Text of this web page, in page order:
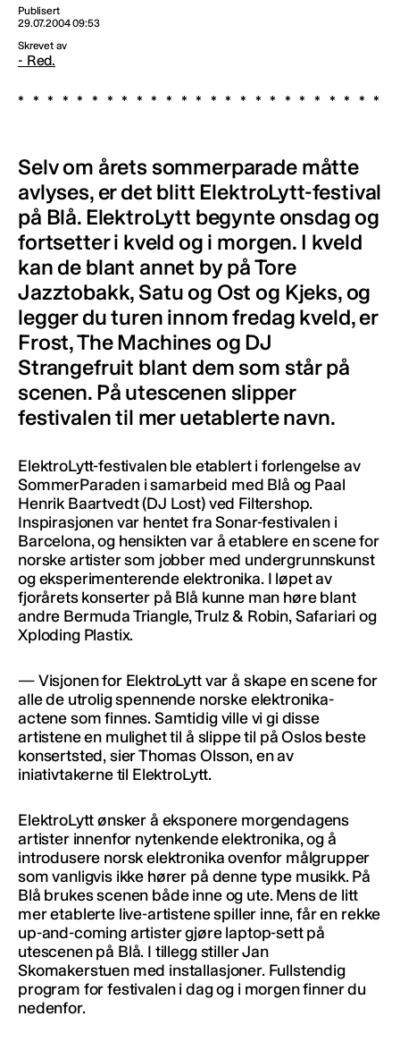
Publisert
29.07.2004 09:53
Skrevet av
- Red.
Selv om årets sommerparade måtte
avlyses, er det blitt ElektroLytt-festival
på Blå. ElektroLytt begynte onsdag og
fortsetter i kveld og i morgen. I kveld
kan de blant annet by på Tore
Jazztobakk, Satu og Ost og Kjeks, og
legger du turen innom fredag kveld, er
Frost, The Machines og DJ
Strangefruit blant dem som står på
scenen. På utescenen slipper
festivalen til mer uetablerte navn.
ElektroLytt-festivalen ble etablert i forlengelse av
SommerParaden i samarbeid med Blå og Paal
Henrik Baartvedt (DJ Lost) ved Filtershop.
Inspirasjonen var hentet fra Sonar-festivalen i
Barcelona, og hensikten var å etablere en scene for
norske artister som jobber med undergrunnskunst
og eksperimenterende elektronika. I løpet av
fjorårets konserter på Blå kunne man høre blant
andre Bermuda Triangle, Trulz & Robin, Safariari og
Xploding Plastix.
— Visjonen for ElektroLytt var å skape en scene for
alle de utrolig spennende norske elektronika-
actene som finnes. Samtidig ville vi gi disse
artistene en mulighet til å slippe til på Oslos beste
konsertsted, sier Thomas Olsson, en av
iniativtakerne til ElektroLytt.
ElektroLytt ønsker å eksponere morgendagens
artister innenfor nytenkende elektronika, og å
introdusere norsk elektronika ovenfor målgrupper
som vanligvis ikke hører på denne type musikk. På
Blå brukes scenen både inne og ute. Mens de litt
mer etablerte live-artistene spiller inne, får en rekke
up-and-coming artister gjøre laptop-sett på
utescenen på Blå. I tillegg stiller Jan
Skomakerstuen med installasjoner. Fullstendig
program for festivalen i dag og i morgen finner du
nedenfor.